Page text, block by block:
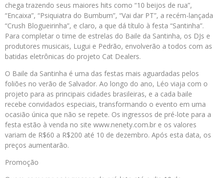
chega trazendo seus maiores hits como “10 beijos de rua”,
“Encaixa”, “Psiquiatra do Bumbum”, “Vai dar PT”, a recém-lançada
“Crush Blogueirinha”, e claro, a que dá título à festa “Santinha”.
Para completar o time de estrelas do Baile da Santinha, os DJs e
produtores musicais, Lugui e Pedrão, envolverão a todos com as
batidas eletrônicas do projeto Cat Dealers.
O Baile da Santinha é uma das festas mais aguardadas pelos
foliões no verão de Salvador. Ao longo do ano, Léo viaja com o
projeto para as principais cidades brasileiras, e a cada baile
recebe convidados especiais, transformando o evento em uma
ocasião única que não se repete. Os ingressos de pré-lote para a
festa estão à venda no site www.nenety.com.br e os valores
variam de R$60 a R$200 até 10 de dezembro. Após esta data, os
preços aumentarão.
Promoção